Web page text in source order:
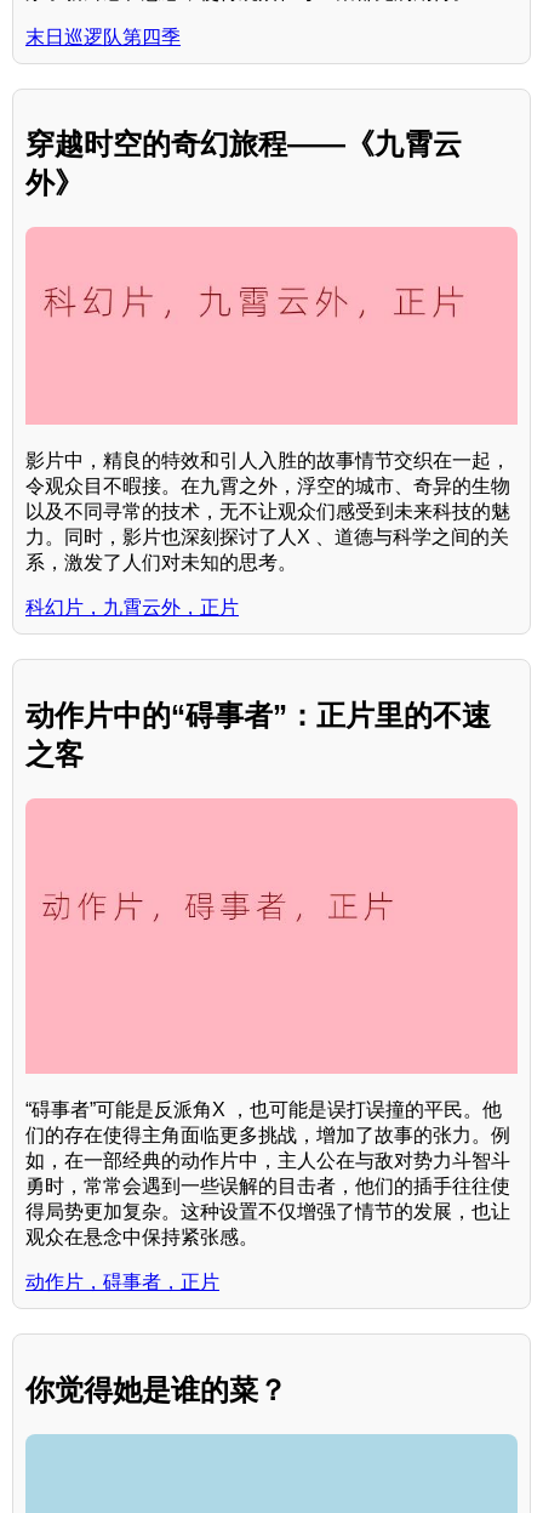
末日巡逻队第四季
穿越时空的奇幻旅程——《九霄云
外》
影片中，精良的特效和引人入胜的故事情节交织在一起，
令观众目不暇接。在九霄之外，浮空的城市、奇异的生物
以及不同寻常的技术，无不让观众们感受到未来科技的魅
力。同时，影片也深刻探讨了人X 、道德与科学之间的关
系，激发了人们对未知的思考。
科幻片，九霄云外，正片
动作片中的“碍事者”：正片里的不速
之客
“碍事者”可能是反派角X ，也可能是误打误撞的平民。他
们的存在使得主角面临更多挑战，增加了故事的张力。例
如，在一部经典的动作片中，主人公在与敌对势力斗智斗
勇时，常常会遇到一些误解的目击者，他们的插手往往使
得局势更加复杂。这种设置不仅增强了情节的发展，也让
观众在悬念中保持紧张感。
动作片，碍事者，正片
你觉得她是谁的菜？